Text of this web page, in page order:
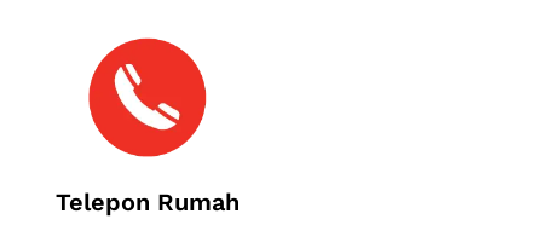
Telepon Rumah